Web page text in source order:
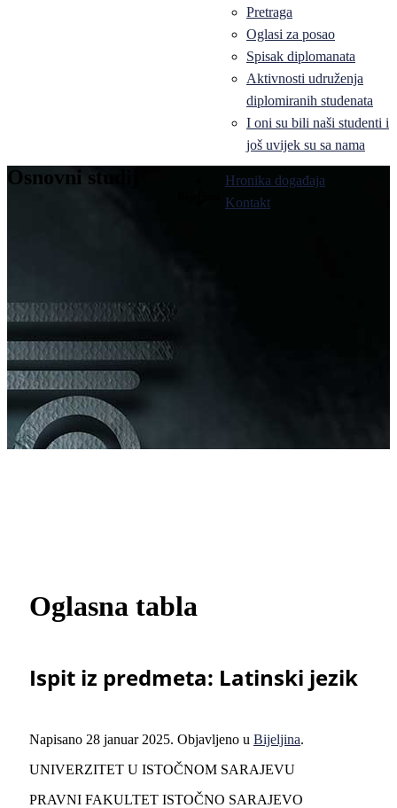
Pretraga
Oglasi za posao
Spisak diplomanata
Aktivnosti udruženja
diplomiranih studenata
I oni su bili naši studenti i
još uvijek su sa nama
Hronika događaja
Kontakt
Osnovni studij
Oglasna tabla
Ispit iz predmeta: Latinski jezik
Napisano 28 januar 2025. Objavljeno u Bijeljina.
UNIVERZITET U ISTOČNOM SARAJEVU
PRAVNI FAKULTET ISTOČNO SARAJEVO